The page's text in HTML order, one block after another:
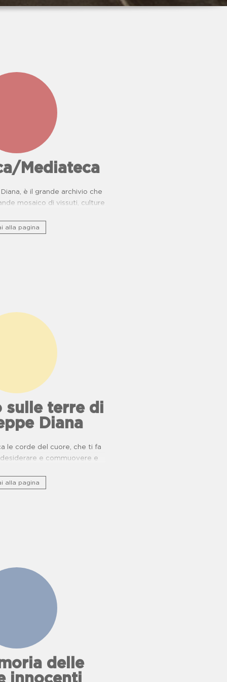
Mediateca
è il grande archivio che
mosaico di vissuti, culture
alla pagina
sulle terre di
Diana
le corde del cuore, che ti fa
e commuovere e
e buone pratiche.
alla pagina
delle
innocenti